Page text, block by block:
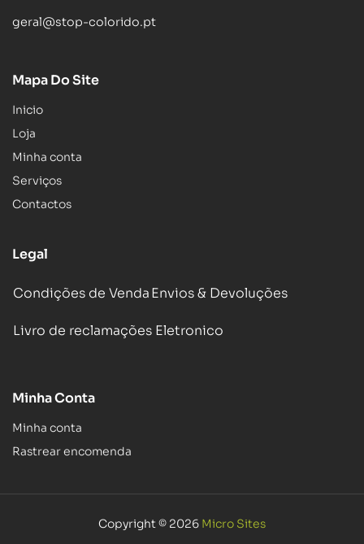
geral@stop-colorido.pt
Mapa Do Site
Inicio
Loja
Minha conta
Serviços
Contactos
Legal
Condições de VendaEnvios & Devoluções
Livro de reclamações Eletronico
Minha Conta
Minha conta
Rastrear encomenda
Copyright © 2026 Micro Sites